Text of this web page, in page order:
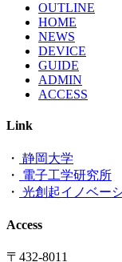
OUTLINE
HOME
NEWS
DEVICE
GUIDE
ADMIN
ACCESS
Link
・ 静岡大学
・
電子工学研究所
・ 光創起イノベー
Access
〒432-8011